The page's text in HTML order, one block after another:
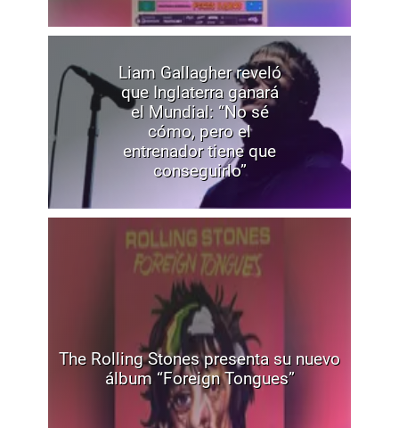
Liam Gallagher reveló
que Inglaterra ganará
el Mundial: “No sé
cómo, pero el
entrenador tiene que
conseguirlo”
The Rolling Stones presenta su nuevo
álbum “Foreign Tongues”